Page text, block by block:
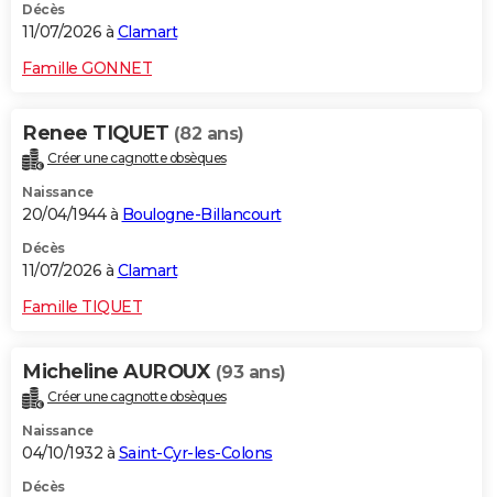
Décès
11/07/2026 à Clamart
Famille GONNET
Renee TIQUET (82 ans)
Créer une cagnotte obsèques
Naissance
20/04/1944 à Boulogne-Billancourt
Décès
11/07/2026 à Clamart
Famille TIQUET
Micheline AUROUX (93 ans)
Créer une cagnotte obsèques
Naissance
04/10/1932 à Saint-Cyr-les-Colons
Décès